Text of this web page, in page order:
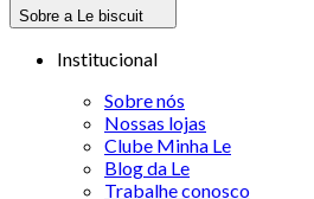
Sobre a Le biscuit
Institucional
Sobre nós
Nossas lojas
Clube Minha Le
Blog da Le
Trabalhe conosco